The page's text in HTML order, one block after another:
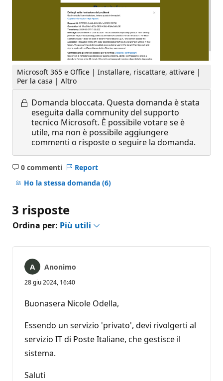
Microsoft 365 e Office | Installare, riscattare, attivare |
Per la casa | Altro
Domanda bloccata. Questa domanda è stata
eseguita dalla community del supporto
tecnico Microsoft. È possibile votare se è
utile, ma non è possibile aggiungere
commenti o risposte o seguire la domanda.
0 commenti
Nessun
commento
Report
Ho la stessa domanda (6)
3 risposte
Ordina per: Più utili
Anonimo
28 giu 2024, 16:40
Buonasera Nicole Odella,
Essendo un servizio 'privato', devi rivolgerti al
servizio IT di Poste Italiane, che gestisce il
sistema.
Saluti